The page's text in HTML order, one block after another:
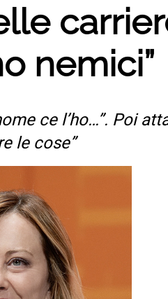
nemici”
ce l’ho…”. Poi
le cose”